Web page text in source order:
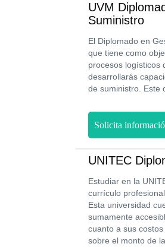
UVM
Suministro
El Diplomado en
que tiene como
procesos logísticos
desarrollarás
de suministro. Este
Solicita
UNITEC
Estudiar en la
currículo
Esta universidad
sumamente
cuanto a sus
sobre el monto de